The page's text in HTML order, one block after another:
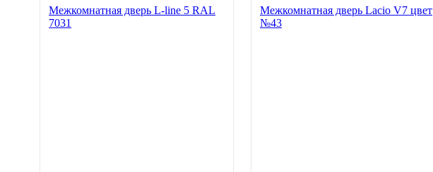
Межкомнатная дверь L-line 5 RAL
7031
Межкомнатная дверь Lacio V7 цвет
№43